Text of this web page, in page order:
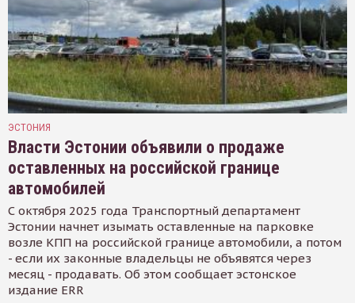
ЭСТОНИЯ
Власти Эстонии объявили о продаже
оставленных на российской границе
автомобилей
С октября 2025 года Транспортный департамент
Эстонии начнет изымать оставленные на парковке
возле КПП на российской границе автомобили, а потом
- если их законные владельцы не объявятся через
месяц - продавать. Об этом сообщает эстонское
издание ERR